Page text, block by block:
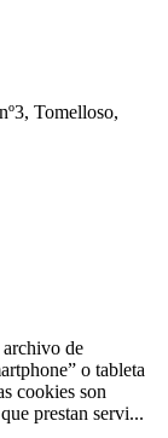
Tomelloso,
de
o tableta
cookies son
prestan servi...